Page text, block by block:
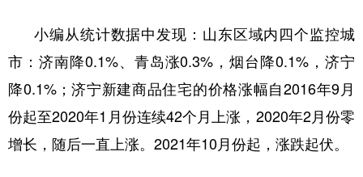
小编从统计数据中发现：山东区域内四个监控城
市：济南降0.1%、青岛涨0.3%，烟台降0.1%，济宁
降0.1%；济宁新建商品住宅的价格涨幅自2016年9月
份起至2020年1月份连续42个月上涨，2020年2月份零
增长，随后一直上涨。2021年10月份起，涨跌起伏。